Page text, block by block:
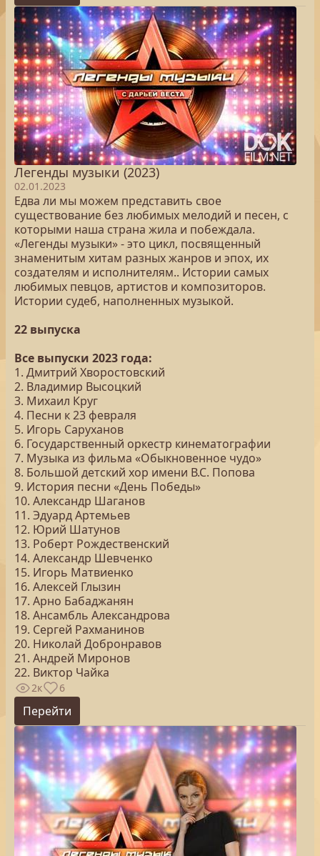
Легенды музыки (2023)
02.01.2023
Едва ли мы можем представить свое
существование без любимых мелодий и песен, с
которыми наша страна жила и побеждала.
«Легенды музыки» - это цикл, посвященный
знаменитым хитам разных жанров и эпох, их
создателям и исполнителям.. Истории самых
любимых певцов, артистов и композиторов.
Истории судеб, наполненных музыкой.
22 выпуска
Все выпуски 2023 года:
1. Дмитрий Хворостовский
2. Владимир Высоцкий
3. Михаил Круг
4. Песни к 23 февраля
5. Игорь Саруханов
6. Государственный оркестр кинематографии
7. Музыка из фильма «Обыкновенное чудо»
8. Большой детский хор имени В.С. Попова
9. История песни «День Победы»
10. Александр Шаганов
11. Эдуард Артемьев
12. Юрий Шатунов
13. Роберт Рождественский
14. Александр Шевченко
15. Игорь Матвиенко
16. Алексей Глызин
17. Арно Бабаджанян
18. Ансамбль Александрова
19. Сергей Рахманинов
20. Николай Добронравов
21. Андрей Миронов
22. Виктор Чайка
2к 6
Перейти